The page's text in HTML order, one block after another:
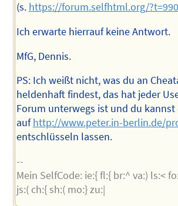
(s. https://forum.selfhtml.org/
Ich erwarte hierrauf keine Antwort.
MfG, Dennis.
PS: Ich weißt nicht, was du an
heldenhaft findest, das hat jeder
Forum unterwegs ist und du kannst
aufhttp://www.peter.in-berlin.de/
entschlüsseln lassen.
--
Mein SelfCode: ie:{ fl:{ br:^ va:) ls:<
js:( ch:{ sh:( mo:} zu:|